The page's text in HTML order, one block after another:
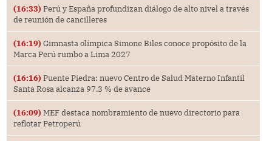
(16:33) Perú y España profundizan diálogo de alto nivel a través
de reunión de cancilleres
(16:19) Gimnasta olímpica Simone Biles conoce propósito de la
Marca Perú rumbo a Lima 2027
(16:16) Puente Piedra: nuevo Centro de Salud Materno Infantil
Santa Rosa alcanza 97.3 % de avance
(16:09) MEF destaca nombramiento de nuevo directorio para
reflotar Petroperú